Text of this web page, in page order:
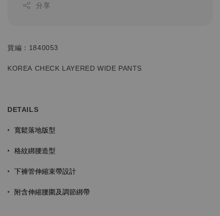
分享
貨編：1840053
KOREA CHECK LAYERED WIDE PANTS
DETAILS
• 寬鬆落地版型
• 格紋綁腰造型
• 下褲管伸縮束帶設計
• 附含伸縮腰圍及調節綁帶